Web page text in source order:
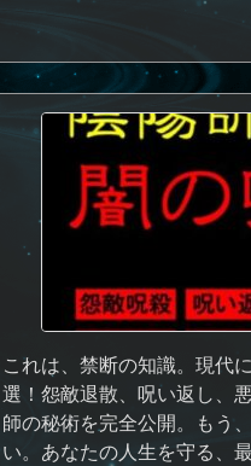
これは、禁断の知識。現代
選！怨敵退散、呪い返し、
師の秘術を完全公開。もう
い。あなたの人生を守る、